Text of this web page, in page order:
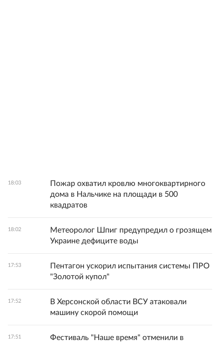
18:03
Пожар охватил кровлю многоквартирного
дома в Нальчике на площади в 500
квадратов
18:02
Метеоролог Шпиг предупредил о грозящем
Украине дефиците воды
17:53
Пентагон ускорил испытания системы ПРО
"Золотой купол"
17:52
В Херсонской области ВСУ атаковали
машину скорой помощи
17:51
Фестиваль "Наше время" отменили в